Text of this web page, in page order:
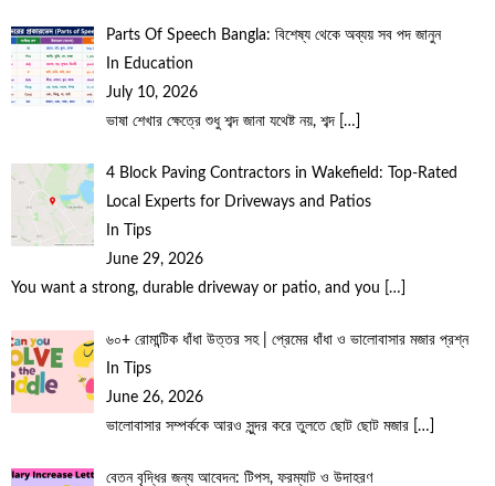
Parts Of Speech Bangla: বিশেষ্য থেকে অব্যয় সব পদ জানুন
In Education
July 10, 2026
ভাষা শেখার ক্ষেত্রে শুধু শব্দ জানা যথেষ্ট নয়, শব্দ […]
4 Block Paving Contractors in Wakefield: Top-Rated
Local Experts for Driveways and Patios
In Tips
June 29, 2026
You want a strong, durable driveway or patio, and you
[…]
৬০+ রোমান্টিক ধাঁধা উত্তর সহ | প্রেমের ধাঁধা ও ভালোবাসার মজার প্রশ্ন
In Tips
June 26, 2026
ভালোবাসার সম্পর্ককে আরও সুন্দর করে তুলতে ছোট ছোট মজার […]
বেতন বৃদ্ধির জন্য আবেদন: টিপস, ফরম্যাট ও উদাহরণ